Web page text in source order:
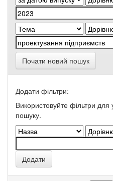
Почати новий пошук
Додати фільтри:
Використовуйте фільтри для
пошуку.